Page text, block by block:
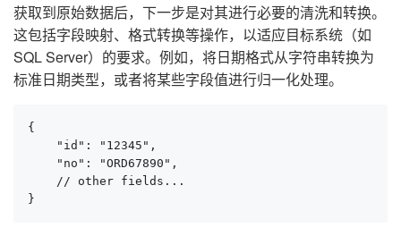
获取到原始数据后，下一步是对其进行必要的清洗和转换。
这包括字段映射、格式转换等操作，以适应目标系统（如
SQL Server）的要求。例如，将日期格式从字符串转换为
标准日期类型，或者将某些字段值进行归一化处理。
{
    "id": "12345",
    "no": "ORD67890",
    // other fields...
}